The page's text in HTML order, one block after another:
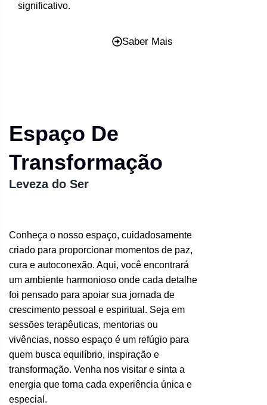
significativo.
Saber Mais
Espaço De
Transformação
Leveza do Ser
Conheça o nosso espaço, cuidadosamente
criado para proporcionar momentos de paz,
cura e autoconexão. Aqui, você encontrará
um ambiente harmonioso onde cada detalhe
foi pensado para apoiar sua jornada de
crescimento pessoal e espiritual. Seja em
sessões terapêuticas, mentorias ou
vivências, nosso espaço é um refúgio para
quem busca equilíbrio, inspiração e
transformação. Venha nos visitar e sinta a
energia que torna cada experiência única e
especial.